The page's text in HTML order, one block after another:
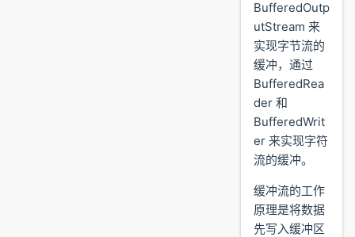
BufferedOutp
utStream 来
实现字节流的
缓冲，通过
BufferedRea
der 和
BufferedWrit
er 来实现字符
流的缓冲。
缓冲流的工作
原理是将数据
先写入缓冲区